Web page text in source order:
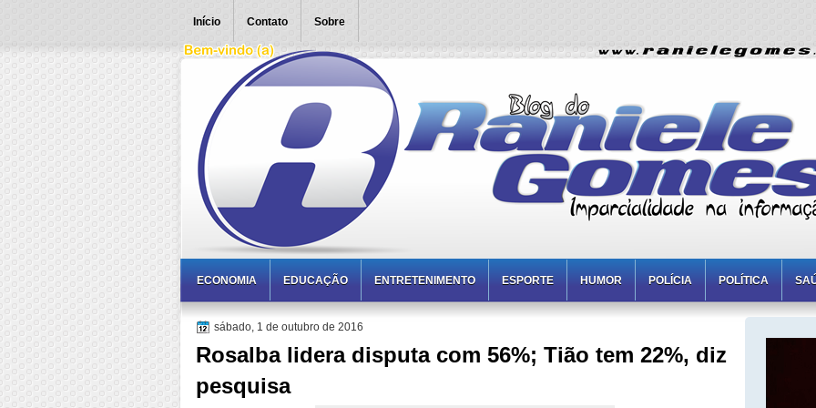
Início Contato Sobre
ECONOMIA EDUCAÇÃO ENTRETENIMENTO ESPORTE HUMOR POLÍCIA POLÍTICA
sábado, 1 de outubro de 2016
Rosalba lidera disputa com 56%; Tião tem 22%, diz
pesquisa